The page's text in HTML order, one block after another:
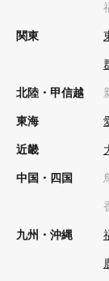
関東
北陸・甲信越
東海
近畿
中国・四国
九州・沖縄